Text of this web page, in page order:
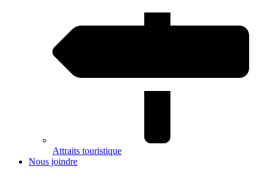
Attraits touristique
Nous joindre